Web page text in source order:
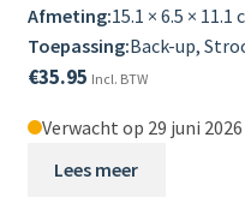
Afmeting:15.1 × 6.5 × 11.1
Toepassing:Back-up,
€35.95 Incl. BTW
Verwacht op 29 juni 2026
Lees meer